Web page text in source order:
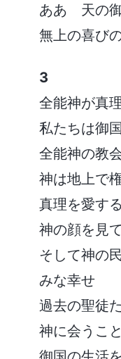
ああ 天の
無上の喜び
3
全能神が真
私たちは御
全能神の教
神は地上で
真理を愛す
神の顔を見
そして神の
みな幸せ
過去の聖徒
神に会うこ